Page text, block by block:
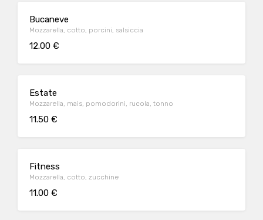
Bucaneve
Mozzarella, cotto, porcini, salsiccia
12.00 €
Estate
Mozzarella, mais, pomodorini, rucola, tonno
11.50 €
Fitness
Mozzarella, cotto, zucchine
11.00 €